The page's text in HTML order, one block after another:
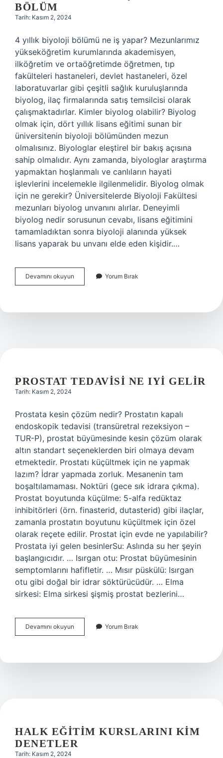
BÖLÜM
Tarih: Kasım 2, 2024
4 yıllık biyoloji bölümü ne iş yapar? Mezunlarımız
yükseköğretim kurumlarında akademisyen,
ilköğretim ve ortaöğretimde öğretmen, tıp
fakülteleri hastaneleri, devlet hastaneleri, özel
laboratuvarlar gibi çeşitli sağlık kuruluşlarında
biyolog, ilaç firmalarında satış temsilcisi olarak
çalışmaktadırlar. Kimler biyolog olabilir? Biyolog
olmak için, dört yıllık lisans eğitimi sunan bir
üniversitenin biyoloji bölümünden mezun
olmalısınız. Biyologlar eleştirel bir bakış açısına
sahip olmalıdır. Aynı zamanda, biyologlar araştırma
yapmaktan hoşlanmalı ve canlıların hayati
işlevlerini incelemekle ilgilenmelidir. Biyolog olmak
için ne gerekir? Üniversitelerde Biyoloji Fakültesi
mezunları biyolog unvanını alırlar. Deneyimli
biyolog nedir sorusunun cevabı, lisans eğitimini
tamamladıktan sonra biyoloji alanında yüksek
lisans yaparak bu unvanı elde eden kişidir.…
Devamını okuyun
Olmak
Bölüm
Yorum Bırak
PROSTAT TEDAVISI NE IYI GELIR
Tarih: Kasım 2, 2024
Prostata kesin çözüm nedir? Prostatın kapalı
endoskopik tedavisi (transüretral rezeksiyon –
TUR-P), prostat büyümesinde kesin çözüm olarak
altın standart seçeneklerden biri olmaya devam
etmektedir. Prostatı küçültmek için ne yapmak
lazım? İdrar yapmada zorluk. Mesanenin tam
boşaltılamaması. Noktüri (gece sık idrara çıkma).
Prostat boyutunda küçülme: 5-alfa redüktaz
inhibitörleri (örn. finasterid, dutasterid) gibi ilaçlar,
zamanla prostatın boyutunu küçültmek için özel
olarak reçete edilir. Prostat için evde ne yapılabilir?
Prostata iyi gelen besinlerSu: Aslında su her şeyin
başlangıcıdır. … Isırgan otu: Prostat büyümesinin
semptomlarını hafifletir. … Mısır püskülü: Isırgan
otu gibi doğal bir idrar söktürücüdür. … Elma
sirkesi: Elma sirkesi şişmiş prostat bezlerini…
Devamını okuyun
Tedavisi
Gelir
Yorum Bırak
HALK EĞITIM KURSLARINI KIM
DENETLER
Tarih: Kasım 2, 2024